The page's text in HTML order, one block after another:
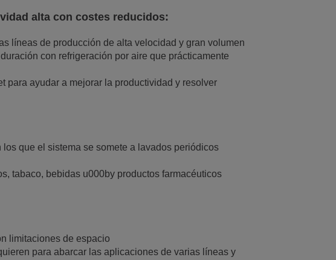
alta con costes reducidos:
líneas de producción de alta velocidad y gran volumen
con refrigeración por aire que prácticamente
ayudar a mejorar la productividad y resolver
que el sistema se somete a lavados periódicos
tabaco, bebidas u000by productos farmacéuticos
limitaciones de espacio
para abarcar las aplicaciones de varias líneas y